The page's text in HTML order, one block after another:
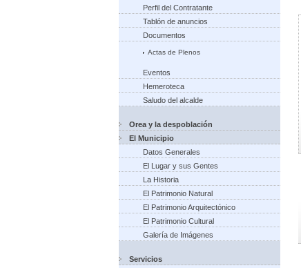
Perfil del Contratante
Tablón de anuncios
Documentos
Actas de Plenos
Eventos
Hemeroteca
Saludo del alcalde
Orea y la despoblación
El Municipio
Datos Generales
El Lugar y sus Gentes
La Historia
El Patrimonio Natural
El Patrimonio Arquitectónico
El Patrimonio Cultural
Galería de Imágenes
Servicios